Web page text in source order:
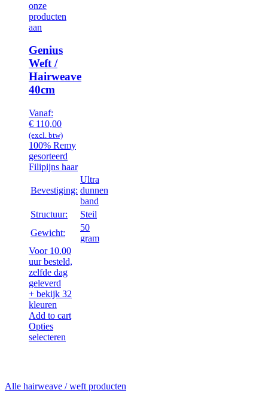
onze
producten
aan
Genius
Weft /
Hairweave
40cm
Vanaf:
€ 110,00
(excl. btw)
100% Remy
gesorteerd
Filipijns haar
Bevestiging:
Ultra
dunnen
band
Structuur:
Steil
Gewicht:
50
gram
Voor 10.00
uur besteld,
zelfde dag
geleverd
+ bekijk 32
kleuren
Add to cart
Opties
selecteren
Alle hairweave / weft producten